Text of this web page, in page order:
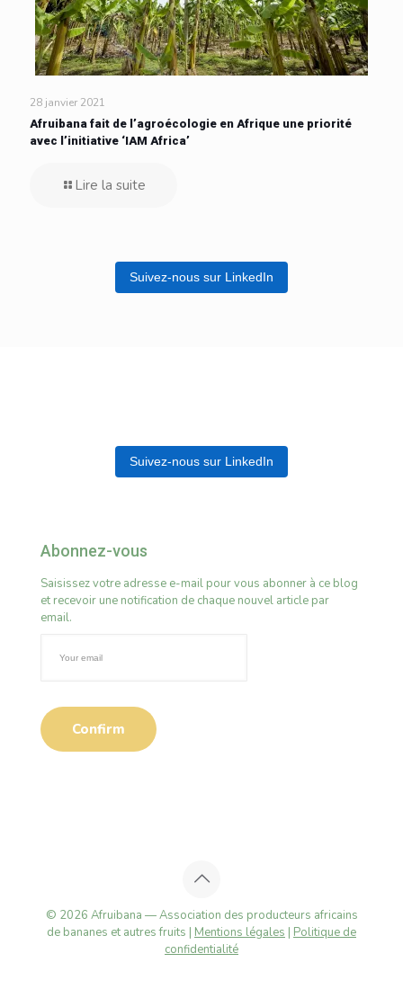
28 janvier 2021
Afruibana fait de l’agroécologie en Afrique une priorité
avec l’initiative ‘IAM Africa’
Lire la suite
Suivez-nous sur LinkedIn
Suivez-nous sur LinkedIn
Abonnez-vous
Saisissez votre adresse e-mail pour vous abonner à ce blog
et recevoir une notification de chaque nouvel article par
email.
© 2026 Afruibana — Association des producteurs africains
de bananes et autres fruits | Mentions légales | Politique de
confidentialité